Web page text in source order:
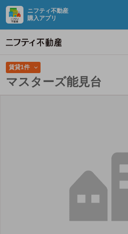
ニフティ不動産
購入アプリ
賃貸1件
マスターズ能見台